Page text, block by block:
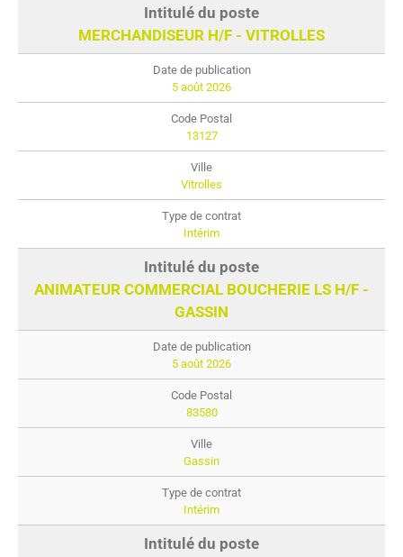
MERCHANDISEUR H/F - VITROLLES
5 août 2026
13127
Vitrolles
Intérim
ANIMATEUR COMMERCIAL BOUCHERIE LS H/F -
GASSIN
5 août 2026
83580
Gassin
Intérim